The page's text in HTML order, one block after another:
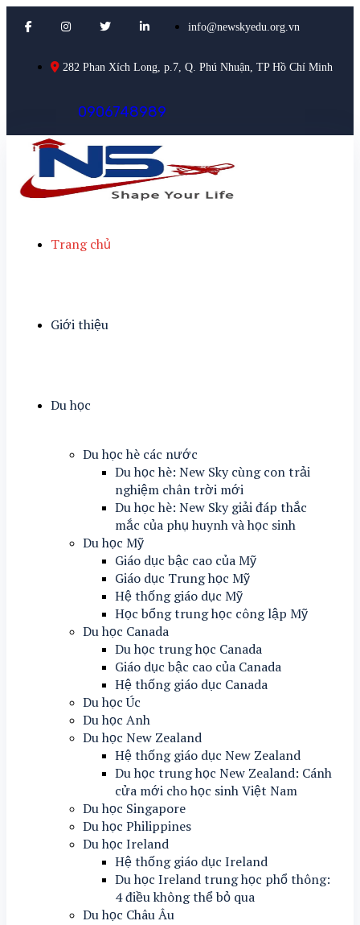
info@newskyedu.org.vn
282 Phan Xích Long, p.7, Q. Phú Nhuận, TP Hồ Chí Minh
0906748989
Trang chủ
Giới thiệu
Du học
Du học hè các nước
Du học hè: New Sky cùng con trải
nghiệm chân trời mới
Du học hè: New Sky giải đáp thắc
mắc của phụ huynh và học sinh
Du học Mỹ
Giáo dục bậc cao của Mỹ
Giáo dục Trung học Mỹ
Hệ thống giáo dục Mỹ
Học bổng trung học công lập Mỹ
Du học Canada
Du học trung học Canada
Giáo dục bậc cao của Canada
Hệ thống giáo dục Canada
Du học Úc
Du học Anh
Du học New Zealand
Hệ thống giáo dục New Zealand
Du học trung học New Zealand: Cánh
cửa mới cho học sinh Việt Nam
Du học Singapore
Du học Philippines
Du học Ireland
Hệ thống giáo dục Ireland
Du học Ireland trung học phổ thông:
4 điều không thể bỏ qua
Du học Châu Âu